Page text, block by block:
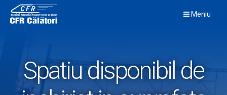
content
Meniu
Spatiu disponibil de